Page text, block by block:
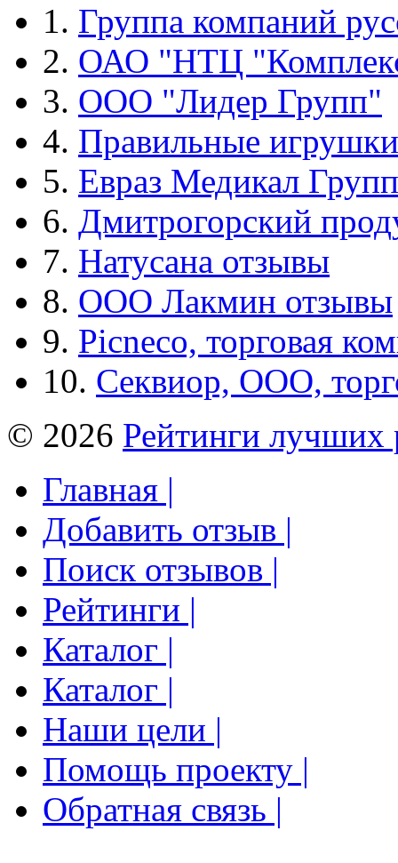
1. Группа компаний
2. ОАО "НТЦ
3. ООО "Лидер Групп"
4. Правильные игрушки
5. Евраз Медикал Групп
6. Дмитрогорский
7. Натусана отзывы
8. ООО Лакмин отзывы
9. Picneco, торговая
10. Секвиор, ООО,
© 2026 Рейтинги лучших
Главная |
Добавить отзыв |
Поиск отзывов |
Рейтинги |
Каталог |
Каталог |
Наши цели |
Помощь проекту |
Обратная связь |